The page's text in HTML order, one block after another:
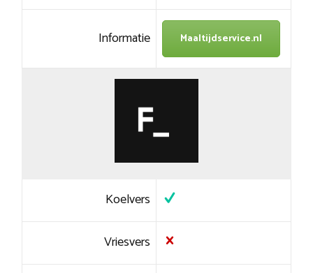
Informatie Maaltijdservice.nl
Koelvers
Vriesvers